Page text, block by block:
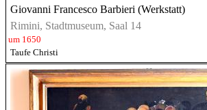
Giovanni Francesco Barbieri (Werkstatt)
Rimini, Stadtmuseum, Saal 14
um 1650
Taufe Christi